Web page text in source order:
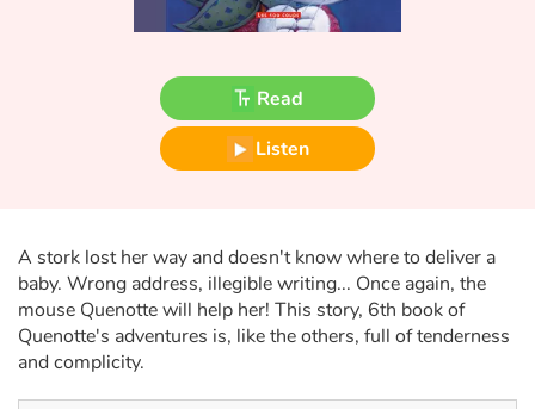
Heroines and Heroes
Ecology, nature, seasons
Travel, epic, investigation, adventure
Around the world
Learning
Read
Listen
A stork lost her way and doesn't know where to deliver a
baby. Wrong address, illegible writing... Once again, the
mouse Quenotte will help her! This story, 6th book of
Quenotte's adventures is, like the others, full of tenderness
and complicity.